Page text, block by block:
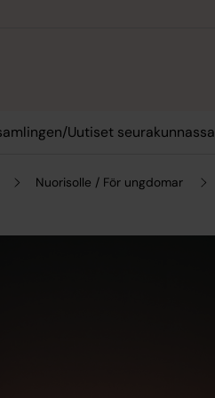
Uutiset seurakunnassa
Nuorisolle / För ungdomar